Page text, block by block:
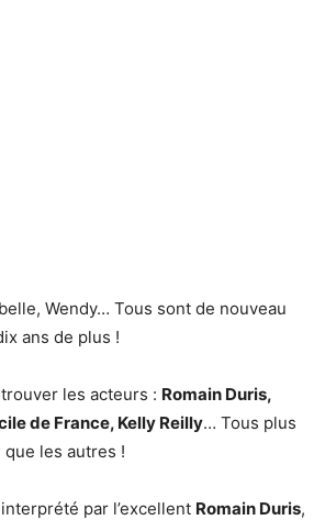
Wendy… Tous sont de nouveau
ans de plus !
les acteurs : Romain Duris,
de France, Kelly Reilly… Tous plus
les autres !
par l’excellent Romain Duris,